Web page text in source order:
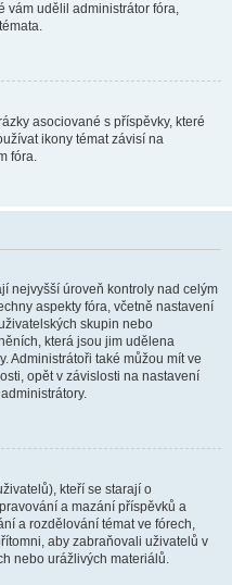
vám udělil administrátor fóra,
asociované s příspěvky, které
ikony témat závisí na
fóra.
nejvyšší úroveň kontroly nad celým
aspekty fóra, včetně nastavení
skupin nebo
která jsou jim udělena
Administrátoři také můžou mít ve
opět v závislosti na nastavení
kteří se starají o
a mazání příspěvků a
a rozdělování témat ve fórech,
aby zabraňovali uživatelů v
nebo urážlivých materiálů.